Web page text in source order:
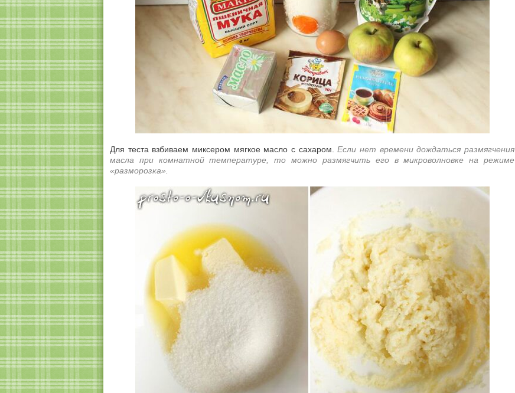
Для теста взбиваем миксером мягкое масло с сахаром.Если нет времени дождаться размягчения
масла при комнатной температуре, то можно размягчить его в микроволновке на режиме
«разморозка».